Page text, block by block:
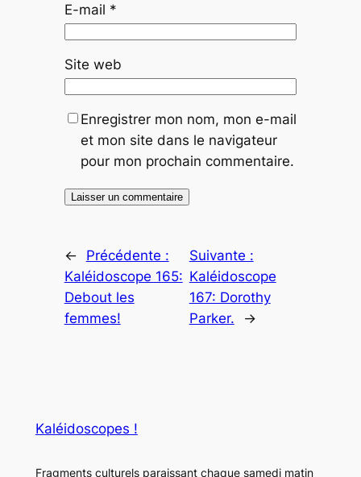
E-mail *
Site web
Enregistrer mon nom, mon e-mail
et mon site dans le navigateur
pour mon prochain commentaire.
←
Précédente :
Kaléidoscope 165:
Debout les
femmes!
Suivante :
Kaléidoscope
167: Dorothy
Parker.
→
Kaléidoscopes !
Fragments culturels paraissant chaque samedi matin